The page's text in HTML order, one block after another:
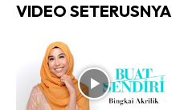
Landed
Video
Buat Sendiri
VIDEO SETERUSNYA